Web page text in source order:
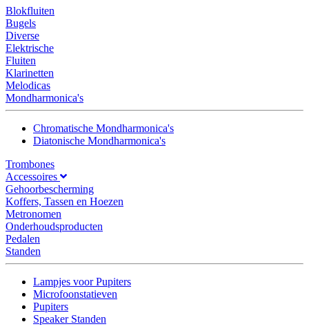
Blokfluiten
Bugels
Diverse
Elektrische
Fluiten
Klarinetten
Melodicas
Mondharmonica's
Chromatische Mondharmonica's
Diatonische Mondharmonica's
Trombones
Accessoires
Gehoorbescherming
Koffers, Tassen en Hoezen
Metronomen
Onderhoudsproducten
Pedalen
Standen
Lampjes voor Pupiters
Microfoonstatieven
Pupiters
Speaker Standen